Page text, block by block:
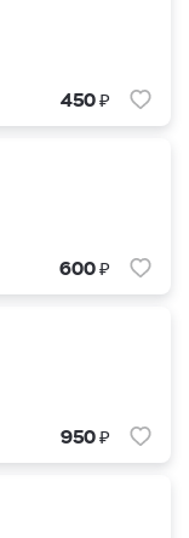
450₽
600₽
950₽